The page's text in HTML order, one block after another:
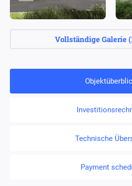
Vollständige Galerie (
Technische
Payment